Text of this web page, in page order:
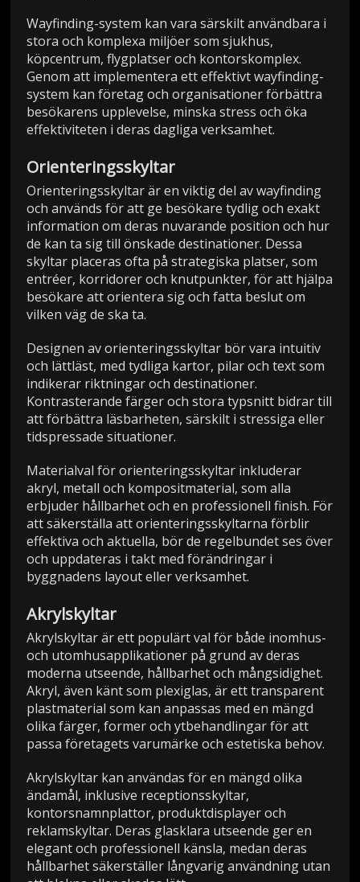
Wayfinding-system kan vara särskilt användbara i
stora och komplexa miljöer som sjukhus,
köpcentrum, flygplatser och kontorskomplex.
Genom att implementera ett effektivt wayfinding-
system kan företag och organisationer förbättra
besökarens upplevelse, minska stress och öka
effektiviteten i deras dagliga verksamhet.
Orienteringsskyltar
Orienteringsskyltar är en viktig del av wayfinding
och används för att ge besökare tydlig och exakt
information om deras nuvarande position och hur
de kan ta sig till önskade destinationer. Dessa
skyltar placeras ofta på strategiska platser, som
entréer, korridorer och knutpunkter, för att hjälpa
besökare att orientera sig och fatta beslut om
vilken väg de ska ta.
Designen av orienteringsskyltar bör vara intuitiv
och lättläst, med tydliga kartor, pilar och text som
indikerar riktningar och destinationer.
Kontrasterande färger och stora typsnitt bidrar till
att förbättra läsbarheten, särskilt i stressiga eller
tidspressade situationer.
Materialval för orienteringsskyltar inkluderar
akryl, metall och kompositmaterial, som alla
erbjuder hållbarhet och en professionell finish. För
att säkerställa att orienteringsskyltarna förblir
effektiva och aktuella, bör de regelbundet ses över
och uppdateras i takt med förändringar i
byggnadens layout eller verksamhet.
Akrylskyltar
Akrylskyltar är ett populärt val för både inomhus-
och utomhusapplikationer på grund av deras
moderna utseende, hållbarhet och mångsidighet.
Akryl, även känt som plexiglas, är ett transparent
plastmaterial som kan anpassas med en mängd
olika färger, former och ytbehandlingar för att
passa företagets varumärke och estetiska behov.
Akrylskyltar kan användas för en mängd olika
ändamål, inklusive receptionsskyltar,
kontorsnamnplattor, produktdisplayer och
reklamskyltar. Deras glasklara utseende ger en
elegant och professionell känsla, medan deras
hållbarhet säkerställer långvarig användning utan